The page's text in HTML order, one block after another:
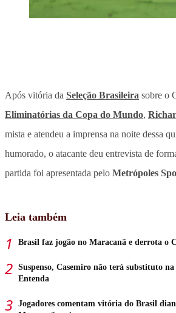
Após vitória da Seleção Brasileira sobre o
Eliminatórias da Copa do Mundo,
mista e atendeu a imprensa na noite dessa
humorado, o atacante deu entrevista de
partida foi apresentada pelo Metrópoles
Leia também
Brasil faz jogão no Maracanã e derrota o
Suspenso, Casemiro não terá substituto
Entenda
Jogadores comentam vitória do Brasil